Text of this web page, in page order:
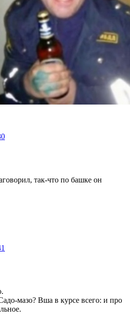
так-что по башке он
мазо? Вша в курсе всего: и про